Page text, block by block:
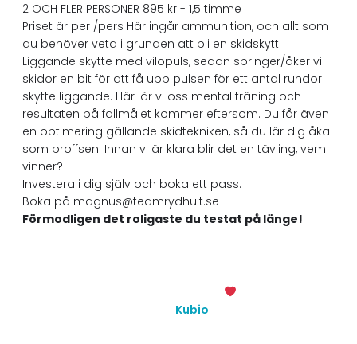
2 OCH FLER PERSONER 895 kr - 1,5 timme
Priset är per /pers Här ingår ammunition, och allt som
du behöver veta i grunden att bli en skidskytt.
Liggande skytte med vilopuls, sedan springer/åker vi
skidor en bit för att få upp pulsen för ett antal rundor
skytte liggande. Här lär vi oss mental träning och
resultaten på fallmålet kommer eftersom. Du får även
en optimering gällande skidtekniken, så du lär dig åka
som proffsen. Innan vi är klara blir det en tävling, vem
vinner?
Investera i dig själv och boka ett pass.
Boka på magnus@teamrydhult.se
Förmodligen det roligaste du testat på länge!
Kubio